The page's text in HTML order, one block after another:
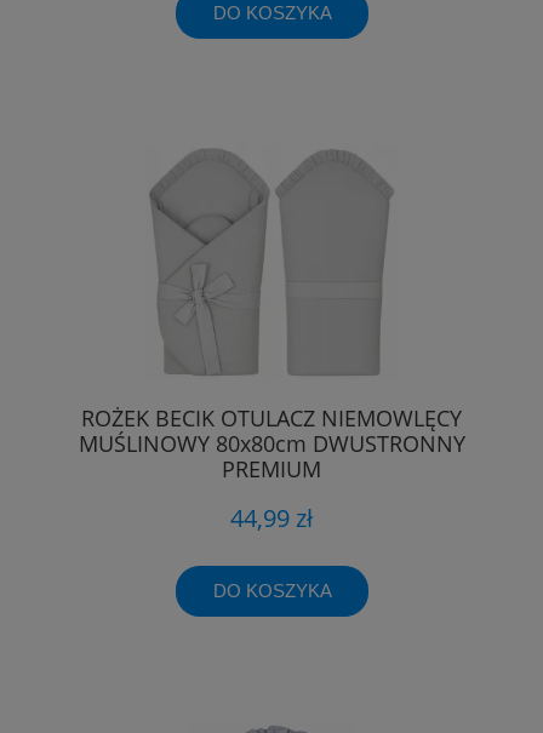
DO KOSZYKA
ROŻEK BECIK OTULACZ NIEMOWLĘCY
MUŚLINOWY 80x80cm DWUSTRONNY
PREMIUM
44,99 zł
DO KOSZYKA